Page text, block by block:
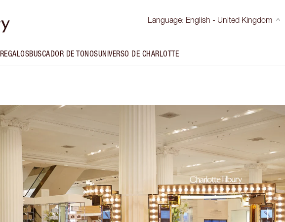
Language: English - United Kingdom
REGALOSBUSCADOR DE TONOSUNIVERSO DE CHARLOTTE